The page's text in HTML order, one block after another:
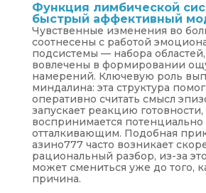
Функция лимбической
быстрый аффективный
Чувственные изменения во
соотнесены с работой
подсистемы — набора
вовлечены в формировании
намерений. Ключевую роль
миндалина: эта структура
оперативно считать смысл
запускает реакцию готовности,
воспринимается
отталкивающим. Подобная
азино777 часто возникает
рациональный разбор, из-за
может смениться уже до того,
причина.